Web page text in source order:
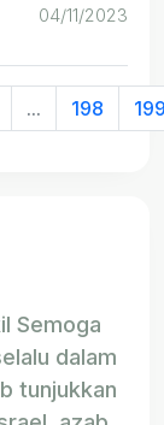
04/11/2023
... 198
Semoga
dalam
tunjukkan